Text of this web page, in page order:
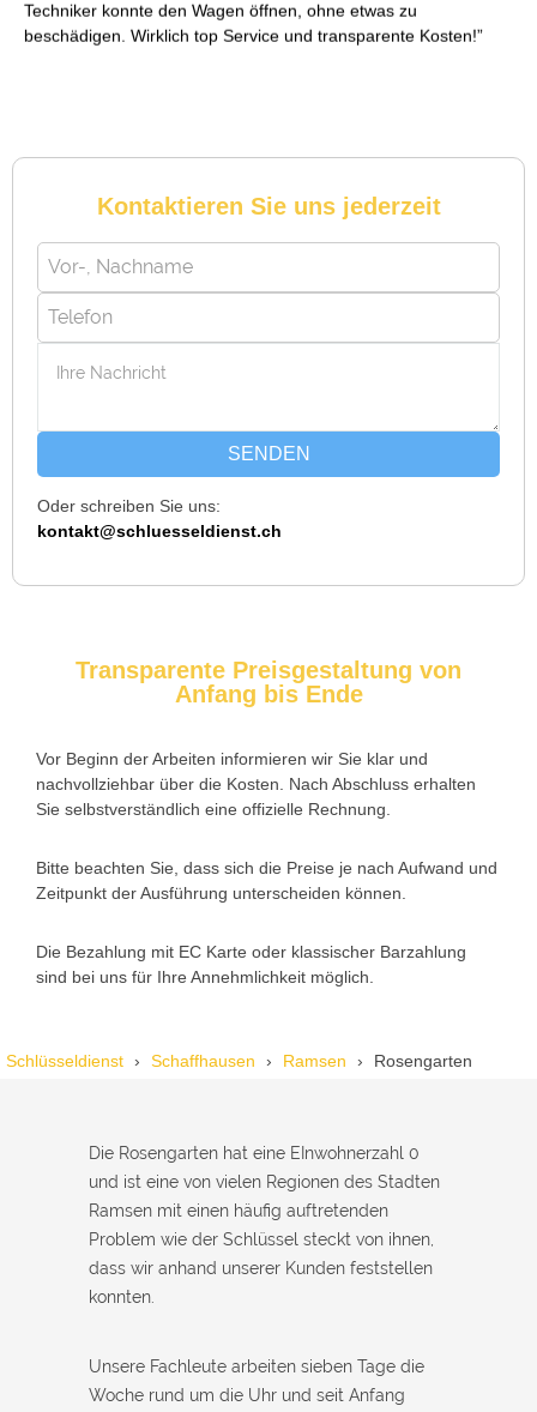
R Reto S. aus Zürich
M Michael B. aus Bassersdorf
Ich musste wegen eines abgebrochenen Schlüssels den
Trotzdem zufrieden.
Die Tür wurde ohne Kratzer geöffnet, nur der Preis war leicht
höher als erwartet – aber nachvollziehbar erklärt.
Nadine H. aus Aadorf
Wir standen mit den Kindern vor verschlossener Tür – der
super freundlich. Würde ich sofort weiterempfehlen!
Kontaktieren Sie uns jederzeit
SENDEN
Oder schreiben Sie uns:
kontakt@schluesseldienst.ch
Transparente Preisgestaltung von
Anfang bis Ende
Vor Beginn der Arbeiten informieren wir Sie klar und
nachvollziehbar über die Kosten. Nach Abschluss erhalten
Sie selbstverständlich eine offizielle Rechnung.
Bitte beachten Sie, dass sich die Preise je nach Aufwand und
Zeitpunkt der Ausführung unterscheiden können.
Die Bezahlung mit EC Karte oder klassischer Barzahlung
sind bei uns für Ihre Annehmlichkeit möglich.
Schlüsseldienst Schaffhausen Ramsen Rosengarten
Die Rosengarten hat eine EInwohnerzahl 0
und ist eine von vielen Regionen des Stadten
Ramsen mit einen häufig auftretenden
Problem wie der Schlüssel steckt von ihnen,
dass wir anhand unserer Kunden feststellen
konnten.
Unsere Fachleute arbeiten sieben Tage die
Woche rund um die Uhr und seit Anfang